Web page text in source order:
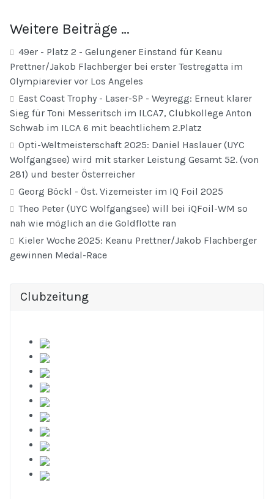
Weitere Beiträge …
49er - Platz 2 - Gelungener Einstand für Keanu
Prettner/Jakob Flachberger bei erster Testregatta im
Olympiarevier vor Los Angeles
East Coast Trophy - Laser-SP - Weyregg: Erneut klarer
Sieg für Toni Messeritsch im ILCA7, Clubkollege Anton
Schwab im ILCA 6 mit beachtlichem 2.Platz
Opti-Weltmeisterschaft 2025: Daniel Haslauer (UYC
Wolfgangsee) wird mit starker Leistung Gesamt 52. (von
281) und bester Österreicher
Georg Böckl - Öst. Vizemeister im IQ Foil 2025
Theo Peter (UYC Wolfgangsee) will bei iQFoil-WM so
nah wie möglich an die Goldflotte ran
Kieler Woche 2025: Keanu Prettner/Jakob Flachberger
gewinnen Medal-Race
Clubzeitung